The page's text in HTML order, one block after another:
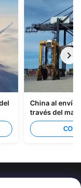
China al envío
través del mar